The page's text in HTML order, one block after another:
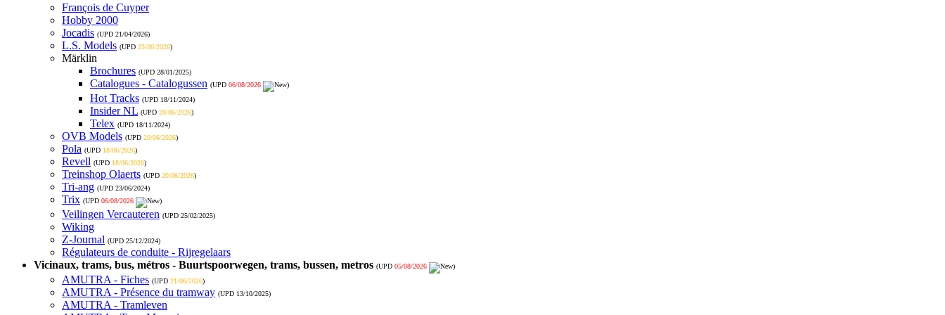
François de Cuyper
Hobby 2000
Jocadis (UPD 21/04/2026)
L.S. Models (UPD 23/06/2026)
Märklin
Brochures (UPD 28/01/2025)
Catalogues - Catalogussen (UPD 06/08/2026 )
Hot Tracks (UPD 18/11/2024)
Insider NL (UPD 20/06/2026)
Telex (UPD 18/11/2024)
OVB Models (UPD 20/06/2026)
Pola (UPD 18/06/2026)
Revell (UPD 18/06/2026)
Treinshop Olaerts (UPD 20/06/2026)
Tri-ang (UPD 23/06/2024)
Trix (UPD 06/08/2026 )
Veilingen Vercauteren (UPD 25/02/2025)
Wiking
Z-Journal (UPD 25/12/2024)
Régulateurs de conduite - Rijregelaars
Vicinaux, trams, bus, métros - Buurtspoorwegen, trams, bussen, metros (UPD 05/08/2026 )
AMUTRA - Fiches (UPD 21/06/2026)
AMUTRA - Présence du tramway (UPD 13/10/2025)
AMUTRA - Tramleven